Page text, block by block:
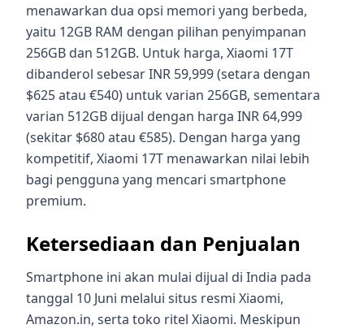
menawarkan dua opsi memori yang berbeda,
yaitu 12GB RAM dengan pilihan penyimpanan
256GB dan 512GB. Untuk harga, Xiaomi 17T
dibanderol sebesar INR 59,999 (setara dengan
$625 atau €540) untuk varian 256GB, sementara
varian 512GB dijual dengan harga INR 64,999
(sekitar $680 atau €585). Dengan harga yang
kompetitif, Xiaomi 17T menawarkan nilai lebih
bagi pengguna yang mencari smartphone
premium.
Ketersediaan dan Penjualan
Smartphone ini akan mulai dijual di India pada
tanggal 10 Juni melalui situs resmi Xiaomi,
Amazon.in, serta toko ritel Xiaomi. Meskipun